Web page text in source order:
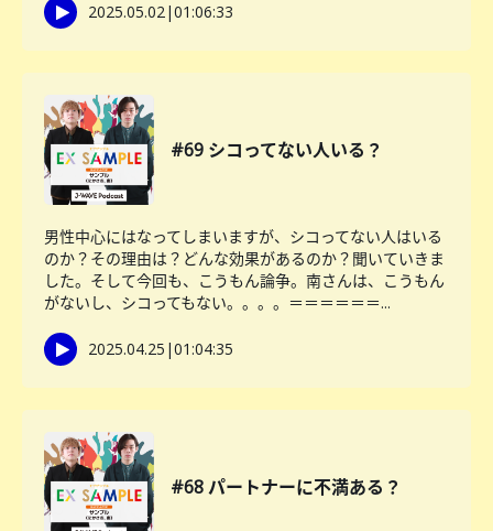
2025.05.02|01:06:33
#69 シコってない人いる？
男性中心にはなってしまいますが、シコってない人はいる
のか？その理由は？どんな効果があるのか？聞いていきま
した。そして今回も、こうもん論争。南さんは、こうもん
がないし、シコってもない。。。。＝＝＝＝＝＝...
2025.04.25 |01:04:35
#68 パートナーに不満ある？